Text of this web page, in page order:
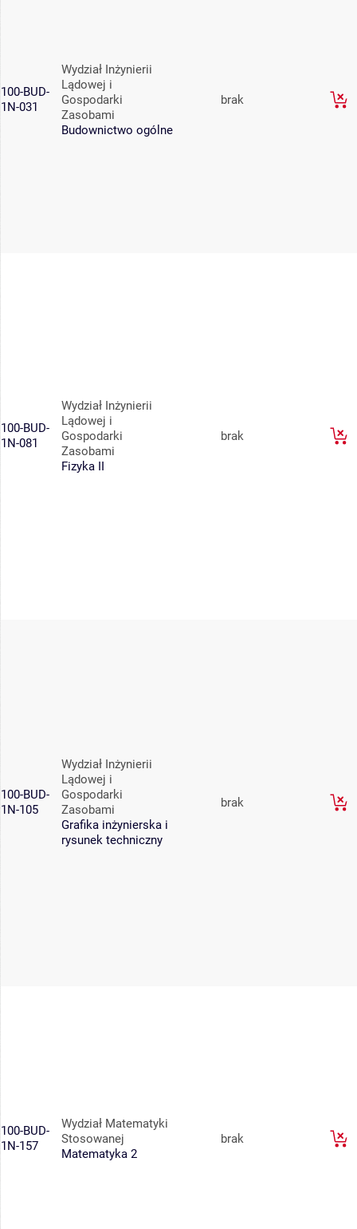
100-BUD-
1N-031
Wydział Inżynierii
Lądowej i
Gospodarki
Zasobami
Budownictwo ogólne
brak
100-BUD-
1N-081
Wydział Inżynierii
Lądowej i
Gospodarki
Zasobami
Fizyka II
brak
100-BUD-
1N-105
Wydział Inżynierii
Lądowej i
Gospodarki
Zasobami
Grafika inżynierska i
rysunek techniczny
brak
100-BUD-
1N-157
Wydział Matematyki
Stosowanej
Matematyka 2
brak